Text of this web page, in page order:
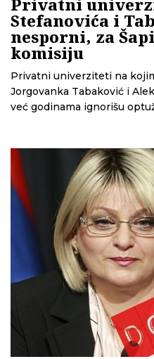
Stefanovića i
nesporni, za
komisiju
Privatni univerziteti na
Jorgovanka Tabaković i
već godinama ignorišu
Megatrend i Educons
Tabaković ravna su neistini.